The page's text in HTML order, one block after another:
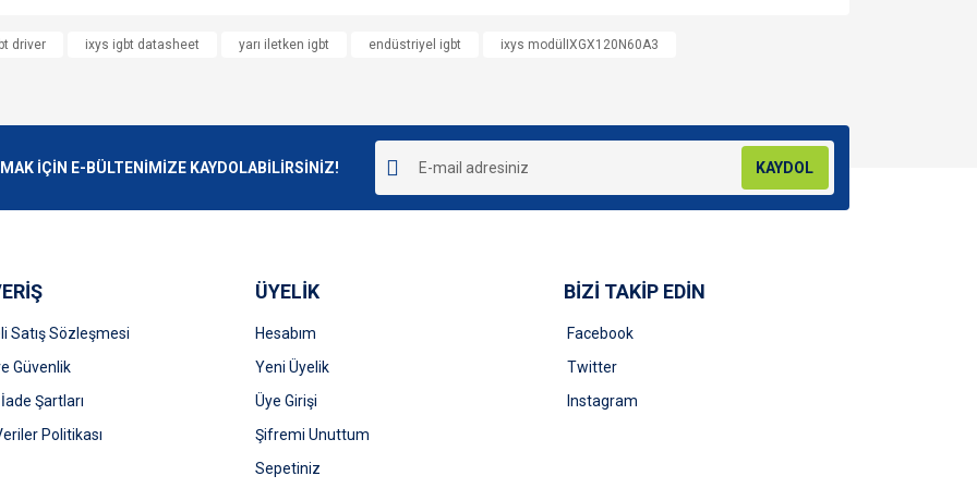
Bu ürüne ilk yorumu siz yapın!
Yorum Yaz
Gönder
driver ixys igbt datasheet yarı iletken igbt endüstriyel igbt
ixys modülIXGX120N60A3
İÇİN E-BÜLTENİMİZE KAYDOLABİLİRSİNİZ! KAYDOL
Satış Sözleşmesi
Güvenlik
Şartları
Politikası
ÜYELİK
Hesabım
Yeni Üyelik
Üye Girişi
Şifremi Unuttum
Sepetiniz
BİZİ TAKİP EDİN
Facebook
Twitter
Instagram